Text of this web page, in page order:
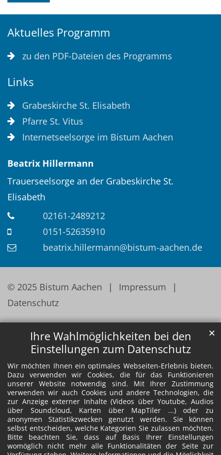
Ihre Wahlmöglichkeiten bei den
Einstellungen zum Datenschutz
Wir möchten Ihnen ein optimales Webseiten-Erlebnis bieten.
Dazu verwenden wir Cookies, die für das Funktionieren
unserer Website notwendig sind. Mit Ihrer Zustimmung
verwenden wir auch Cookies und andere Technologien, die
zur Anzeige externer Inhalte (Videos über Youtube, Audios
über Soundcloud, Karten über MapTiler ...) oder zu
anonymen Statistikzwecken genutzt werden. Sie können
selbst entscheiden, welche Kategorien Sie zulassen möchten.
Bitte beachten Sie, dass auf Basis Ihrer Einstellungen
womöglich nicht mehr alle Funktionalitäten der Seite zur
✕
Aktuelles Programm
zu den PDF-Dateien des Programms
Links
Grabeskirche St. Elisabeth
Pfarre St. Vitus
Internetseelsorge im Bistum Aachen
Beatrix Hillermann
Trauerseelsorge an der Grabeskirche St.
Elisabeth
02161-2489212
0151-52635910
beatrix.hillermann@bistum-aachen.de
© 2025 Bistum Aachen
Impressum
Datenschutz